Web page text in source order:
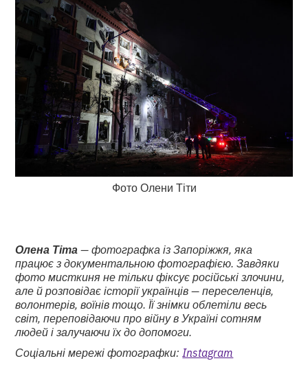
Фото Олени Тіти
Олена Тіта— фотографка із Запоріжжя, яка
працює з документальною фотографією. Завдяки
фото мисткиня не тільки фіксує російські злочини,
але й розповідає історії українців — переселенців,
волонтерів, воїнів тощо. Її знімки облетіли весь
світ, переповідаючи про війну в Україні сотням
людей і залучаючи їх до допомоги.
Соціальні мережі фотографки: Instagram